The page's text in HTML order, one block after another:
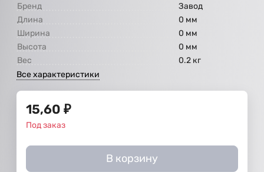
Бренд
Завод
Длина
0 мм
Ширина
0 мм
Высота
0 мм
Вес
0.2 кг
Все характеристики
15,60 ₽
Под заказ
В корзину